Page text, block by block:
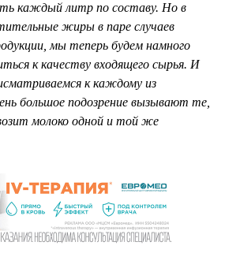
каждый литр по составу. Но в
жиры в паре случаев
мы теперь будем намного
к качеству входящего сырья. И
к каждому из
большое подозрение вызывают те,
молоко одной и той же